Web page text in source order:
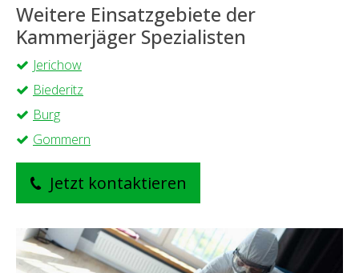
Weitere Einsatzgebiete der
Kammerjäger Spezialisten
Jerichow
Biederitz
Burg
Gommern
Jetzt kontaktieren